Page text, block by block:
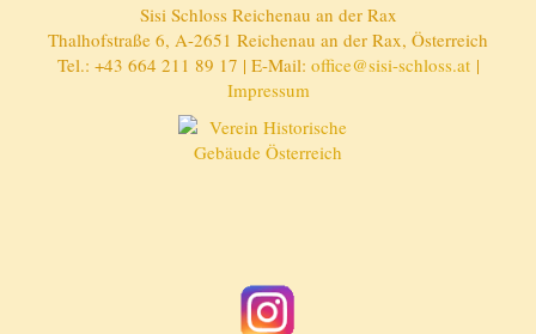
Sisi Schloss Reichenau an der Rax
Thalhofstraße 6, A-2651 Reichenau an der Rax, Österreich
Tel.: +43 664 211 89 17 | E-Mail: office@sisi-schloss.at|
Impressum